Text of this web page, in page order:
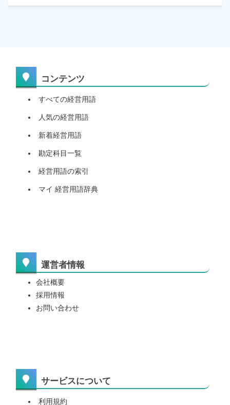
コンテンツ
すべての経営用語
人気の経営用語
新着経営用語
勘定科目一覧
経営用語の索引
マイ 経営用語辞典
運営者情報
会社概要
採用情報
お問い合わせ
サービスについて
利用規約